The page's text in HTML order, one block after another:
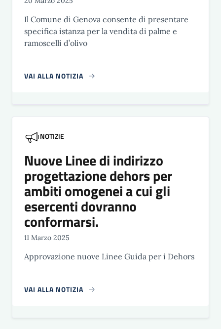
Il Comune di Genova consente di presentare
specifica istanza per la vendita di palme e
ramoscelli d’olivo
VAI ALLA NOTIZIA
NOTIZIE
Nuove Linee di indirizzo
progettazione dehors per
ambiti omogenei a cui gli
esercenti dovranno
conformarsi.
11 Marzo 2025
Approvazione nuove Linee Guida per i Dehors
VAI ALLA NOTIZIA